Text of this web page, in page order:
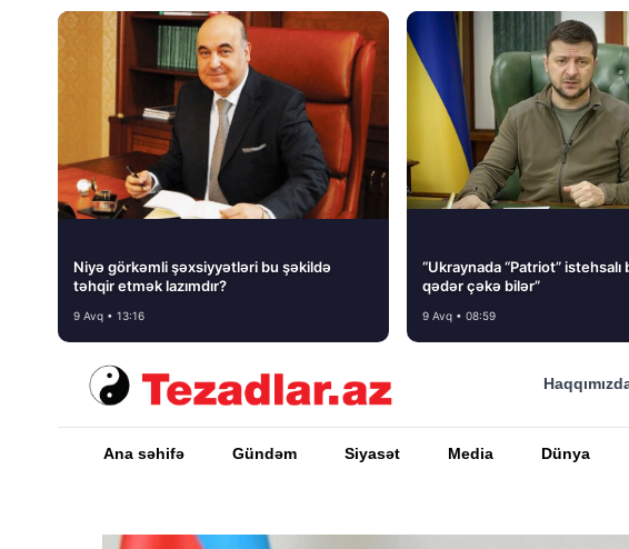
Niyə görkəmli şəxsiyyətləri bu şəkildə
təhqir etmək lazımdır?
9 Avq • 13:16
“Ukraynada “Patriot”
qədər çəkə bilər”
9 Avq • 08:59
Ana səhifə Gündəm Siyasət Media Dünya